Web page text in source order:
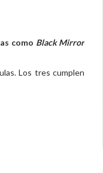
como Black Mirror
Los tres cumplen